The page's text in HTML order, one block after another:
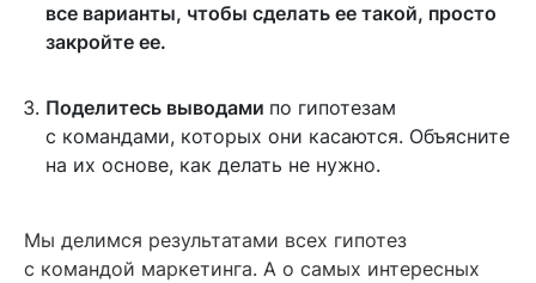
все варианты, чтобы сделать ее такой, просто
закройте ее.
Поделитесь выводами по гипотезам
с командами, которых они касаются. Объясните
на их основе, как делать не нужно.
Мы делимся результатами всех гипотез
с командой маркетинга. А о самых интересных